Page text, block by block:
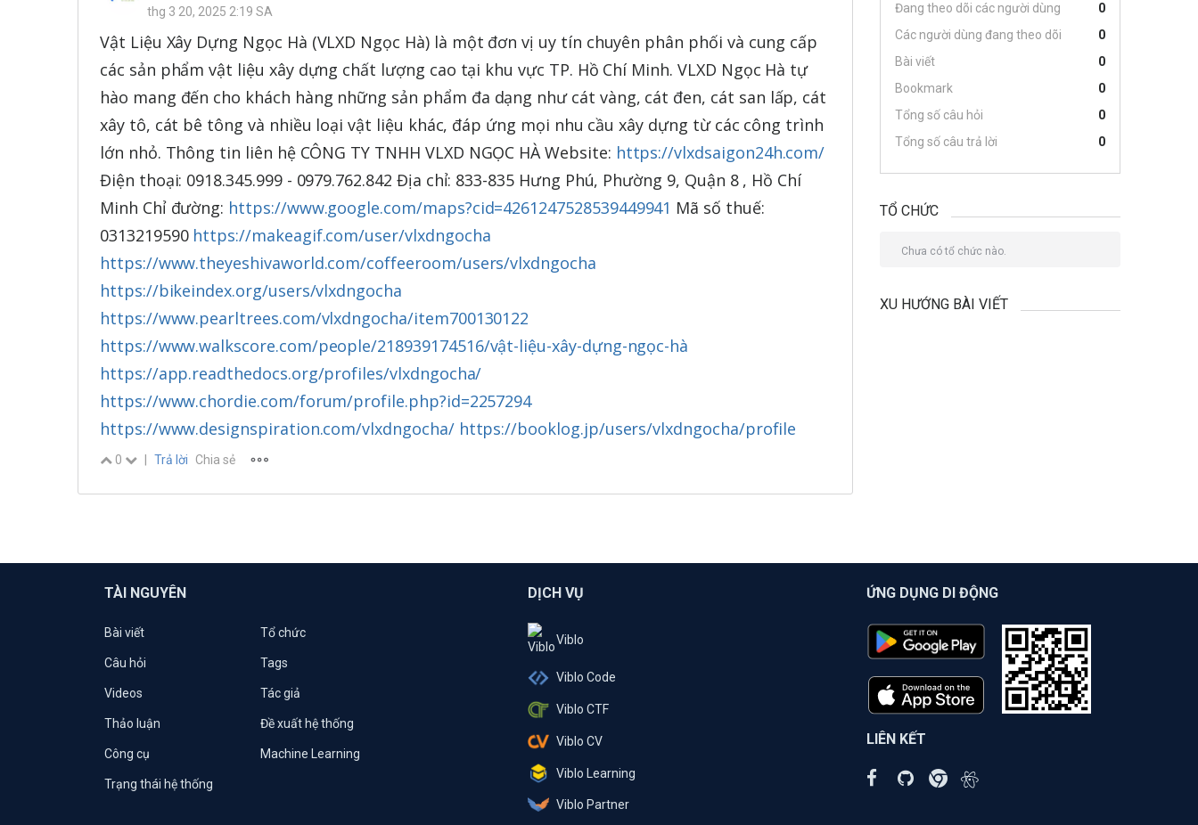
thg 3 20, 2025 2:19 SA
Vật Liệu Xây Dựng Ngọc Hà (VLXD Ngọc Hà) là một đơn vị uy tín chuyên phân phối và cung cấp
các sản phẩm vật liệu xây dựng chất lượng cao tại khu vực TP. Hồ Chí Minh. VLXD Ngọc Hà tự
hào mang đến cho khách hàng những sản phẩm đa dạng như cát vàng, cát đen, cát san lấp, cát
xây tô, cát bê tông và nhiều loại vật liệu khác, đáp ứng mọi nhu cầu xây dựng từ các công trình
lớn nhỏ. Thông tin liên hệ CÔNG TY TNHH VLXD NGỌC HÀ Website: https://vlxdsaigon24h.com/
Điện thoại: 0918.345.999 - 0979.762.842 Địa chỉ: 833-835 Hưng Phú, Phường 9, Quận 8 , Hồ Chí
Minh Chỉ đường: https://www.google.com/maps?cid=4261247528539449941 Mã số thuế:
0313219590 https://makeagif.com/user/vlxdngocha
https://www.theyeshivaworld.com/coffeeroom/users/vlxdngocha
https://bikeindex.org/users/vlxdngocha
https://www.pearltrees.com/vlxdngocha/item700130122
https://www.walkscore.com/people/218939174516/vật-liệu-xây-dựng-ngọc-hà
https://app.readthedocs.org/profiles/vlxdngocha/
https://www.chordie.com/forum/profile.php?id=2257294
https://www.designspiration.com/vlxdngocha/ https://booklog.jp/users/vlxdngocha/profile
0 Trả lời Chia sẻ
Đang theo dõi các người dùng
0
Các người dùng đang theo dõi
0
Bài viết
0
Bookmark
0
Tổng số câu hỏi
0
Tổng số câu trả lời
0
TỔ CHỨC
Chưa có tổ chức nào.
XU HƯỚNG BÀI VIẾT
TÀI NGUYÊN
Bài viết Tổ chức
Câu hỏi Tags
Videos Tác giả
Thảo luận Đề xuất hệ thống
Công cụ Machine Learning
Trạng thái hệ thống
DỊCH VỤ
Viblo
Viblo Code
Viblo CTF
Viblo CV
Viblo Learning
Viblo Partner
ỨNG DỤNG DI ĐỘNG
LIÊN KẾT